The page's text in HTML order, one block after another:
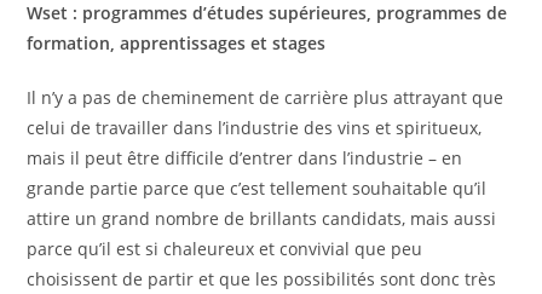
Wset : programmes d’études supérieures, programmes de
formation, apprentissages et stages
Il n’y a pas de cheminement de carrière plus attrayant que
celui de travailler dans l’industrie des vins et spiritueux,
mais il peut être difficile d’entrer dans l’industrie – en
grande partie parce que c’est tellement souhaitable qu’il
attire un grand nombre de brillants candidats, mais aussi
parce qu’il est si chaleureux et convivial que peu
choisissent de partir et que les possibilités sont donc très